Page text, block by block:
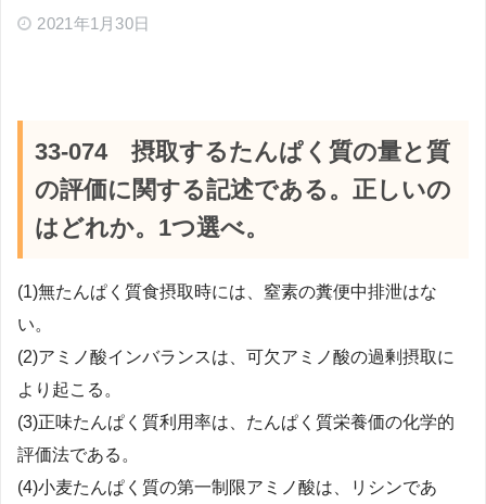
2021年1月30日
33-074 摂取するたんぱく質の量と質
の評価に関する記述である。正しいの
はどれか。1つ選べ。
(1)無たんぱく質食摂取時には、窒素の糞便中排泄はな
い。
(2)アミノ酸インバランスは、可欠アミノ酸の過剰摂取に
より起こる。
(3)正味たんぱく質利用率は、たんぱく質栄養価の化学的
評価法である。
(4)小麦たんぱく質の第一制限アミノ酸は、リシンであ